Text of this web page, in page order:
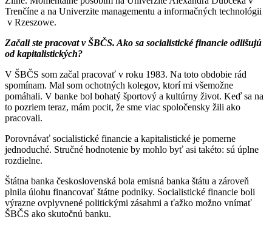
Trenčíne a na Univerzite managementu a informačných technológii
v Rzeszowe.
Začali ste pracovat v ŠBČS. Ako sa socialistické financie odlišujú
od kapitalistických?
V ŠBČS som začal pracovať v roku 1983. Na toto obdobie rád
spomínam. Mal som ochotných kolegov, ktorí mi všemožne
pomáhali. V banke bol bohatý športový a kultúrny život. Keď sa na
to pozriem teraz, mám pocit, že sme viac spoločensky žili ako
pracovali.
Porovnávať socialistické financie a kapitalistické je pomerne
jednoduché. Stručné hodnotenie by mohlo byť asi takéto: sú úplne
rozdielne.
Štátna banka československá bola emisná banka štátu a zároveň
plnila úlohu financovať štátne podniky. Socialistické financie boli
výrazne ovplyvnené politickými zásahmi a ťažko možno vnímať
ŠBČS ako skutočnú banku.